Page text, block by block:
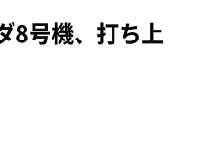
8号機、打ち上